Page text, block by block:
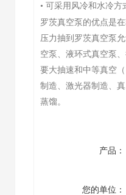
• 可采用风冷和水冷方
罗茨真空泵的优点是
压力抽到罗茨真空泵
空泵、液环式真空泵
要大抽速和中等真空
制造、激光器制造、
蒸馏。
产品：
您的单位：